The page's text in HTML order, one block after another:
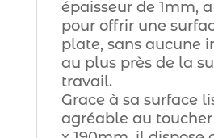
épaisseur de 1mm,
pour offrir une
plate, sans aucune
au plus près de la
travail.
Grace à sa surface
agréable au